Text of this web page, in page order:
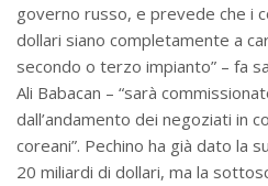
governo russo, e prevede che i
dollari siano completamente a
secondo o terzo impianto” – fa
Ali Babacan – “sarà
dall’andamento dei negoziati in
coreani”. Pechino ha già dato la
20 miliardi di dollari, ma la